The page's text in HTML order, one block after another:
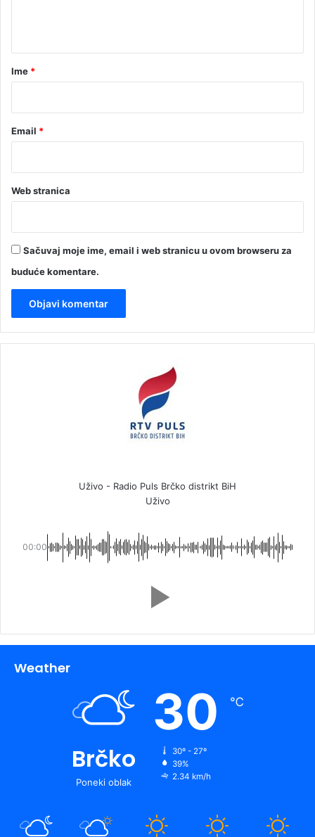
rIme *
Email *
Web stranica
Sačuvaj moje ime, email i web stranicu u ovom browseru za
buduće komentare.
Uživo - Radio Puls Brčko distrikt BiH
Uživo
00:00
Weather
Brčko
Poneki oblak
30 ℃
30º - 27º
39%
2.34 km/h